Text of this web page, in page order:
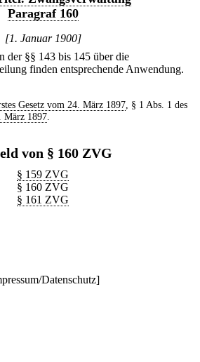
Paragraf 160
[1. Januar 1900]
der §§ 143 bis 145 über die
finden entsprechende Anwendung.
Gesetz vom 24. März 1897, § 1 Abs. 1 des
März 1897
von § 160 ZVG
§ 159 ZVG
§ 160 ZVG
§ 161 ZVG
Datenschutz]